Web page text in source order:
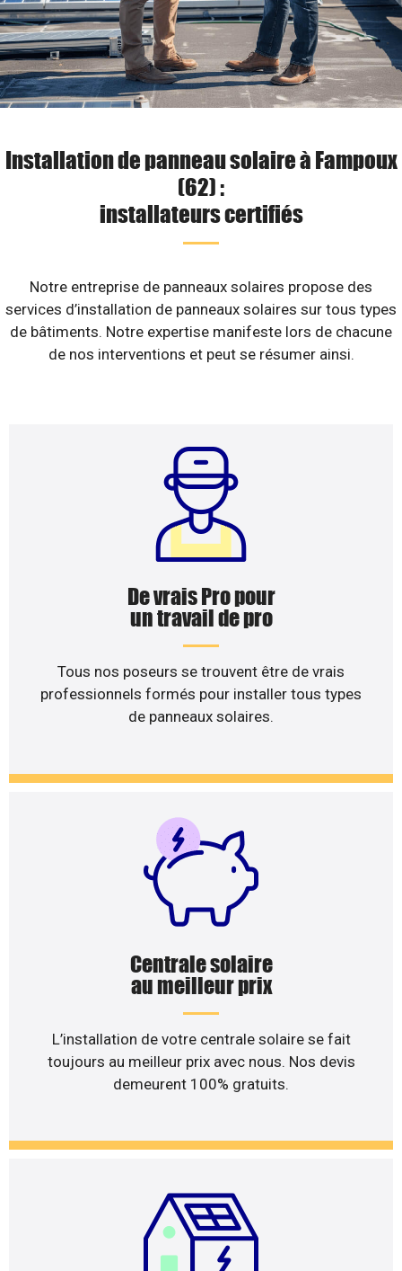
Installation de panneau solaire à Fampoux
(62) :
installateurs certifiés
Notre entreprise de panneaux solaires propose des
services d’installation de panneaux solaires sur tous types
de bâtiments. Notre expertise manifeste lors de chacune
de nos interventions et peut se résumer ainsi.
De vrais Pro pour
un travail de pro
Tous nos poseurs se trouvent être de vrais
professionnels formés pour installer tous types
de panneaux solaires.
Centrale solaire
au meilleur prix
L’installation de votre centrale solaire se fait
toujours au meilleur prix avec nous. Nos devis
demeurent 100% gratuits.